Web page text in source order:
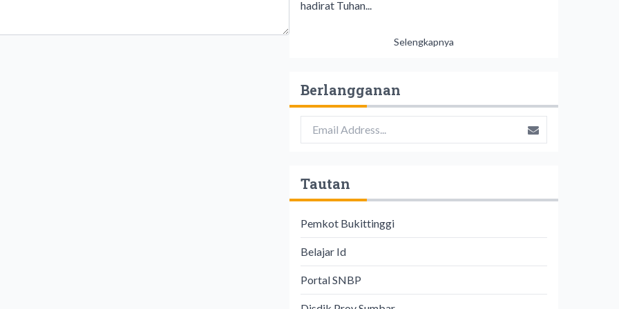
hadirat Tuhan...
Selengkapnya
Berlangganan
Tautan
Pemkot Bukittinggi
Belajar Id
Portal SNBP